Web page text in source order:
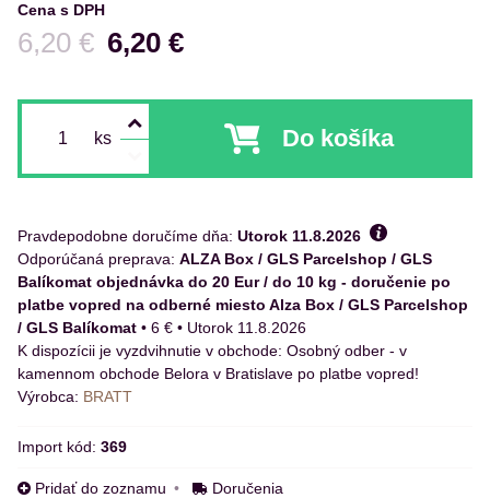
Cena s DPH
6,20 €
Pred zľavou:
6,20 €
ks Do košíka
Pravdepodobne doručíme dňa: Utorok 11.8.2026
ALZA Box / GLS Parcelshop / GLS
Balíkomat objednávka do 20 Eur / do 10 kg - doručenie po
platbe vopred na odberné miesto Alza Box / GLS Parcelshop
/ GLS Balíkomat • 6 € • Utorok 11.8.2026
Osobný odber - v
kamennom obchode Belora v Bratislave po platbe vopred!
Výrobca: BRATT
Import kód: 369
Pridať do zoznamu Doručenia